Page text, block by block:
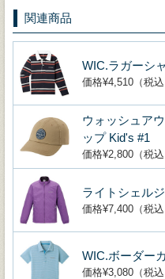
関連商品
WIC.ラガーシ
価格¥4,510（税込
ウォッシュア
ップ Kid's #1
価格¥2,800（税込
ライトシェル
価格¥7,400（税込
WIC.ボーダー
価格¥3,080（税込